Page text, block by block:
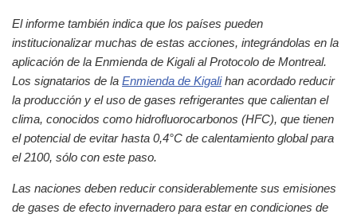
El informe también indica que los países pueden
institucionalizar muchas de estas acciones, integrándolas en la
aplicación de la Enmienda de Kigali al Protocolo de Montreal.
Los signatarios de la Enmienda de Kigalihan acordado reducir
la producción y el uso de gases refrigerantes que calientan el
clima, conocidos como hidrofluorocarbonos (HFC), que tienen
el potencial de evitar hasta 0,4°C de calentamiento global para
el 2100, sólo con este paso.
Las naciones deben reducir considerablemente sus emisiones
de gases de efecto invernadero para estar en condiciones de